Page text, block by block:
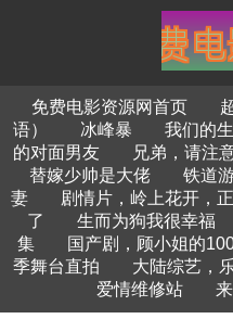
免费电影资源网首页
语）
冰峰暴 我们的
的对面男友
兄弟，请注
替嫁少帅是大佬
铁道
妻
剧情片，岭上花开，
了
生而为狗我很幸福
集
国产剧，顾小姐的
季舞台直拍
大陆综艺，
爱情维修站